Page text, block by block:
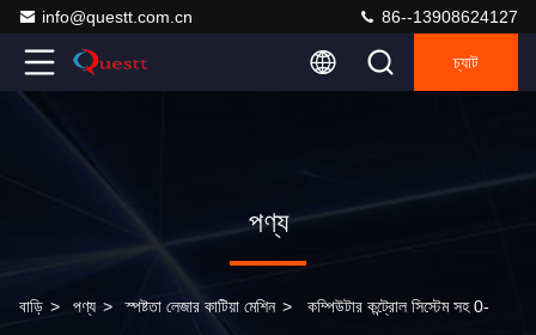
info@questt.com.cn 86--13908624127
চ্যাট
পণ্য
বাড়ি > পণ্য > স্পষ্টতা লেজার কাটিয়া মেশিন > কম্পিউটার কন্ট্রোল সিস্টেম সহ 0-